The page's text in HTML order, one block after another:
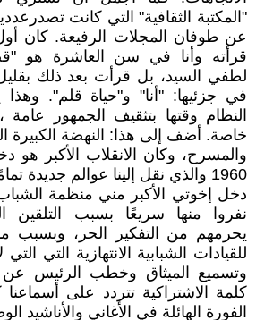
"المكتبة الثقافية" التي كانت
عن طوفان المجلات الرفيعة. كان
قرأته وأنا في سن العاشرة هو
لطفي السيد، بل قرأت بعد ذلك
في جزئيها: "أنا" و"حياة قلم".
النظام وقتها بتثقيف الجمهور عامة
خاصة. أضف إلى هذا: النهضة الكبيرة
والمسرح، وكان الانقلاب الأكبر هو
1960 والذي نقل إلينا عوالم جديدة تمامًا.
دخل إخوتي الأكبر مني منظمة
نفروا منها سريعًا بسبب التلقين
يحرمهم من التفكير الحر، وبسبب
للقيادات الشبابية الانتهازية التي
وتسميع الميثاق وخطب الرئيس
كلمة الاشتراكية تتردد على
الفورة الهائلة في الأغاني والأناشيد